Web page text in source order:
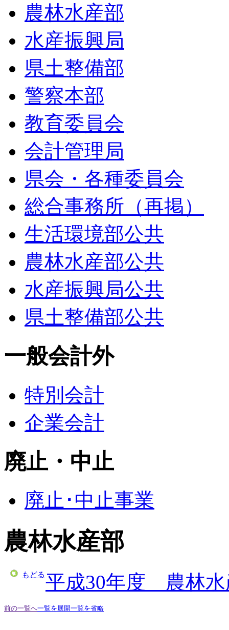
農林水産部
水産振興局
県土整備部
警察本部
教育委員会
会計管理局
県会・各種委員会
総合事務所（再掲）
生活環境部公共
農林水産部公共
水産振興局公共
県土整備部公共
一般会計外
特別会計
企業会計
廃止・中止
廃止･中止事業
農林水産部
もどる平成30年度 農林水
前の一覧へ一覧を展開一覧を省略